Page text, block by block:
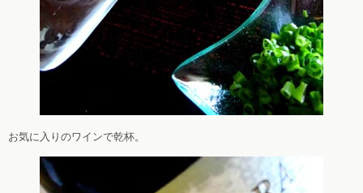
お気に入りのワインで乾杯。